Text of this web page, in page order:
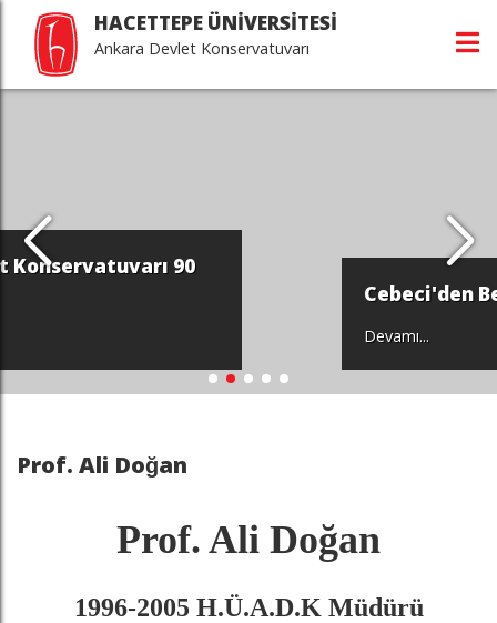
HACETTEPE ÜNİVERSİTESİ
Ankara Devlet Konservatuvarı
Prof. Ali Doğan
Prof. Ali Doğan
1996-2005 H.Ü.A.D.K Müdürü